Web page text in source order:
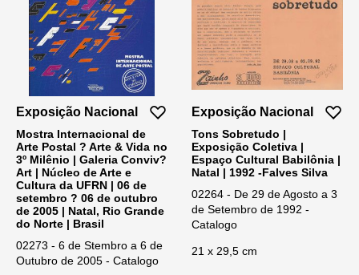
Exposição Nacional
Mostra Internacional de
Arte Postal ? Arte & Vida no
3º Milênio | Galeria Conviv?
Art | Núcleo de Arte e
Cultura da UFRN | 06 de
setembro ? 06 de outubro
de 2005 | Natal, Rio Grande
do Norte | Brasil
02273 - 6 de Stembro a 6 de
Outubro de 2005 - Catalogo
Exposição Nacional
Tons Sobretudo |
Exposição Coletiva |
Espaço Cultural Babilônia |
Natal | 1992 -Falves Silva
02264 - De 29 de Agosto a 3
de Setembro de 1992 -
Catalogo
21 x 29,5 cm